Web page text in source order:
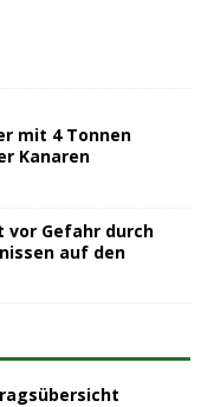
mit 4 Tonnen
Kanaren
vor Gefahr durch
auf den